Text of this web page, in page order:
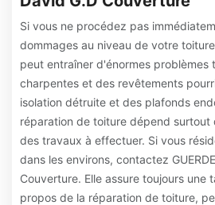
Si vous ne procédez pas
dommages au niveau de votre
peut entraîner d'énormes problèmes
charpentes et des revêtements
isolation détruite et des plafonds
réparation de toiture dépend surtout
des travaux à effectuer. Si vous
dans les environs, contactez
Couverture. Elle assure toujours une
propos de la réparation de toiture,